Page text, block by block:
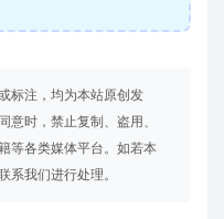
标注，均为本站原创发
意时，禁止复制、盗用、
等各类媒体平台。如若本
系我们进行处理。